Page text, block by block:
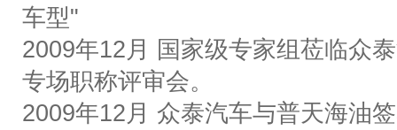
车型"
2009年12月 国家级专家组莅临众泰
专场职称评审会。
2009年12月 众泰汽车与普天海油